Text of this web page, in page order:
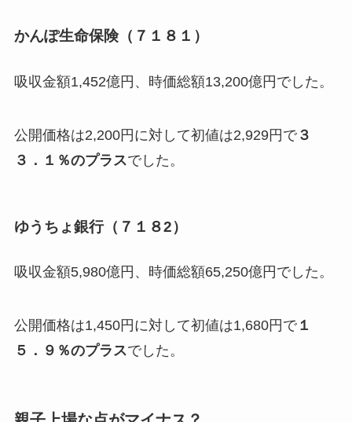
かんぽ生命保険（７１８１）
吸収金額1,452億円、時価総額13,200億円でした。
公開価格は2,200円に対して初値は2,929円で３
３．１％のプラスでした。
ゆうちょ銀行（７１８2）
吸収金額5,980億円、時価総額65,250億円でした。
公開価格は1,450円に対して初値は1,680円で１
５．９％のプラスでした。